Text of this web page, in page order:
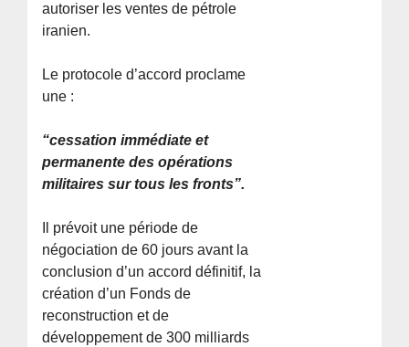
autoriser les ventes de pétrole
iranien.
Le protocole d’accord proclame
une :
“cessation immédiate et
permanente des opérations
militaires sur tous les fronts”.
Il prévoit une période de
négociation de 60 jours avant la
conclusion d’un accord définitif, la
création d’un Fonds de
reconstruction et de
développement de 300 milliards